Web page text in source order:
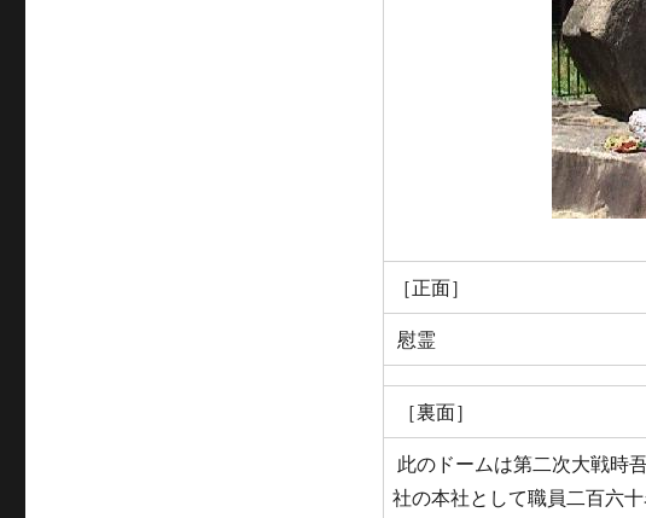
［正面］
慰霊
［裏面］
此のドームは第二次大戦時
社の本社として職員二百六